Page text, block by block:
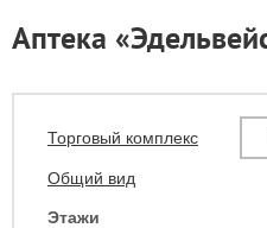
Аптека
Торговый комплекс
Общий вид
Этажи